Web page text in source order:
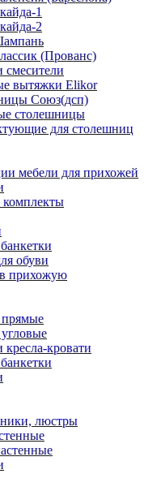
1
2
(Прованс)
вытяжки Elikor
Союз(дсп)
столешницы
для столешниц
мебели для прихожей
комплекты
обуви
прихожую
кресла-кровати
люстры